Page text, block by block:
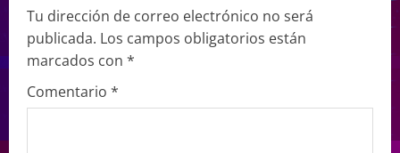
Tu dirección de correo electrónico no será
publicada. Los campos obligatorios están
marcados con *
Comentario *